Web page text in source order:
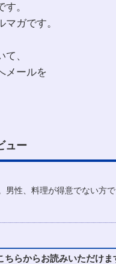
。
ガです。
、
メールを
ュー
男性、料理が得意でない方
らからお読みいただけま